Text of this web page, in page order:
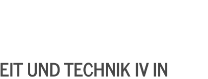
UND TECHNIK IV IN